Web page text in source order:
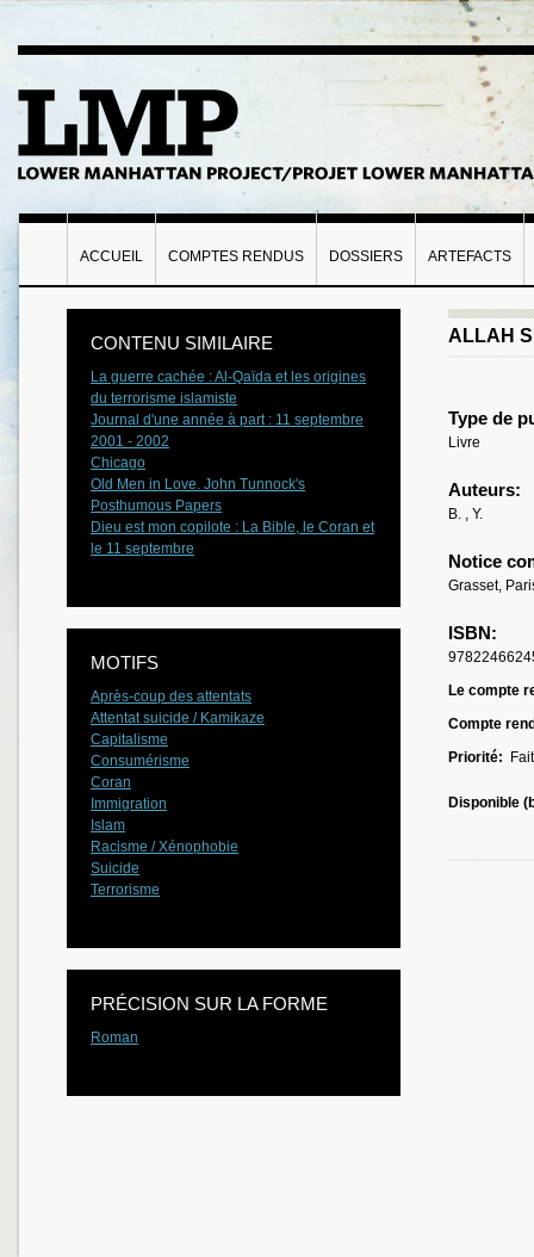
ACCUEIL COMPTES RENDUS DOSSIERS ARTEFACTS
ALLAH
Type de
Livre
Auteurs:
B. , Y.
Notice
Grasset,
ISBN:
Le compte
Compte
Priorité:
Fait
Disponible
CONTENU SIMILAIRE
La guerre cachée : Al-Qaïda et les origines
du terrorisme islamiste
Journal d'une année à part : 11 septembre
2001 - 2002
Chicago
Old Men in Love. John Tunnock's
Posthumous Papers
Dieu est mon copilote : La Bible, le Coran et
le 11 septembre
MOTIFS
Après-coup des attentats
Attentat suicide / Kamikaze
Capitalisme
Consumérisme
Coran
Immigration
Islam
Racisme / Xénophobie
Suicide
Terrorisme
PRÉCISION SUR LA FORME
Roman